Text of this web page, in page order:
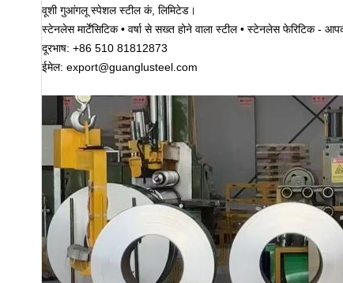
वूशी गुआंगलू स्पेशल स्टील कं, लिमिटेड।
स्टेनलेस मार्टेंसिटिक • वर्षा से सख्त होने वाला स्टील • स्टेनलेस फेरिटिक -
दूरभाष: +86 510 81812873
ईमेल: export@guanglusteel.com